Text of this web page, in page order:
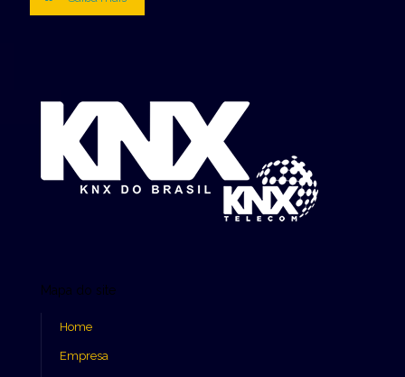
Mapa do site
Home
Empresa